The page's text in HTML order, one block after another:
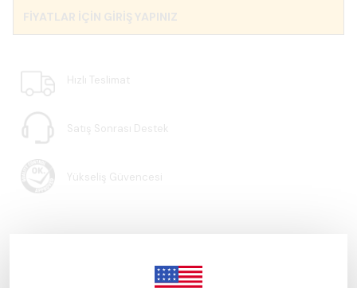
FİYATLAR İÇİN GİRİŞ YAPINIZ
Hızlı Teslimat
Satış Sonrası Destek
Yükseliş Güvencesi